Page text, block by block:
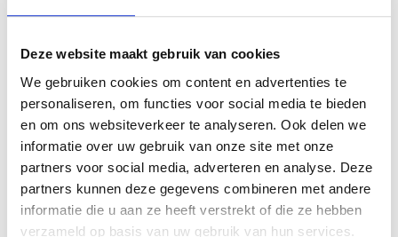
Deze website maakt gebruik van cookies
We gebruiken cookies om content en advertenties te
personaliseren, om functies voor social media te bieden
en om ons websiteverkeer te analyseren. Ook delen we
informatie over uw gebruik van onze site met onze
partners voor social media, adverteren en analyse. Deze
partners kunnen deze gegevens combineren met andere
informatie die u aan ze heeft verstrekt of die ze hebben
verzameld op basis van uw gebruik van hun services.
Hasbro Feed me babies
fur real: sippy pup
Tqs 4-delige babycadeau
set blauw
€30.54